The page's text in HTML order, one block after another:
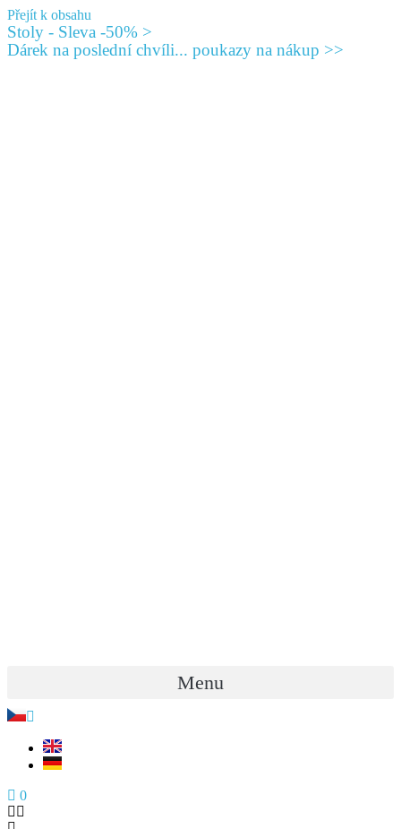
Přejít k obsahu
Stoly - Sleva -50% >
Dárek na poslední chvíli... poukazy na nákup >>
Menu
0